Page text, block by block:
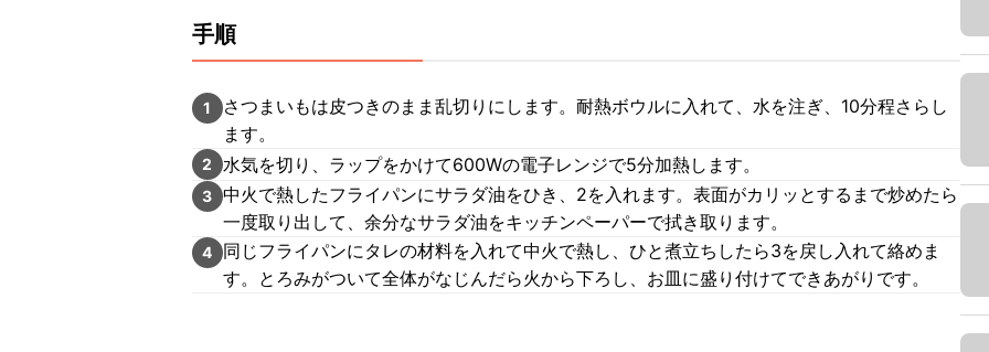
手順
1
さつまいもは皮つきのまま乱切りにします。耐熱ボウルに入れて、水を注ぎ、10分程さらし
ます。
2 水気を切り、ラップをかけて600Wの電子レンジで5分加熱します。
3 中火で熱したフライパンにサラダ油をひき、2を入れます。表面がカリッとするまで炒めたら
一度取り出して、余分なサラダ油をキッチンペーパーで拭き取ります。
4
同じフライパンにタレの材料を入れて中火で熱し、ひと煮立ちしたら3を戻し入れて絡めま
す。とろみがついて全体がなじんだら火から下ろし、お皿に盛り付けてできあがりです。